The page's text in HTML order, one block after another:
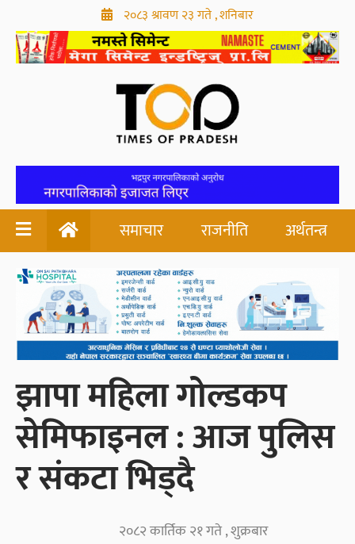
२०८३ श्रावण २३ गते , शनिबार
समाचार राजनीति अर्थतन्त्र
झापा महिला गोल्डकप
सेमिफाइनल : आज पुलिस
र संकटा भिड्दै
२०८२ कार्तिक २१ गते , शुक्रबार